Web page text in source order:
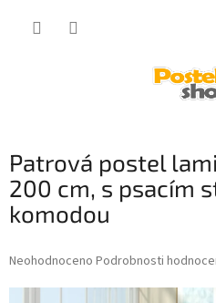
Patrová postel
200 cm, s psacím
komodou
Průměrné
Neohodnoceno Podrobnosti